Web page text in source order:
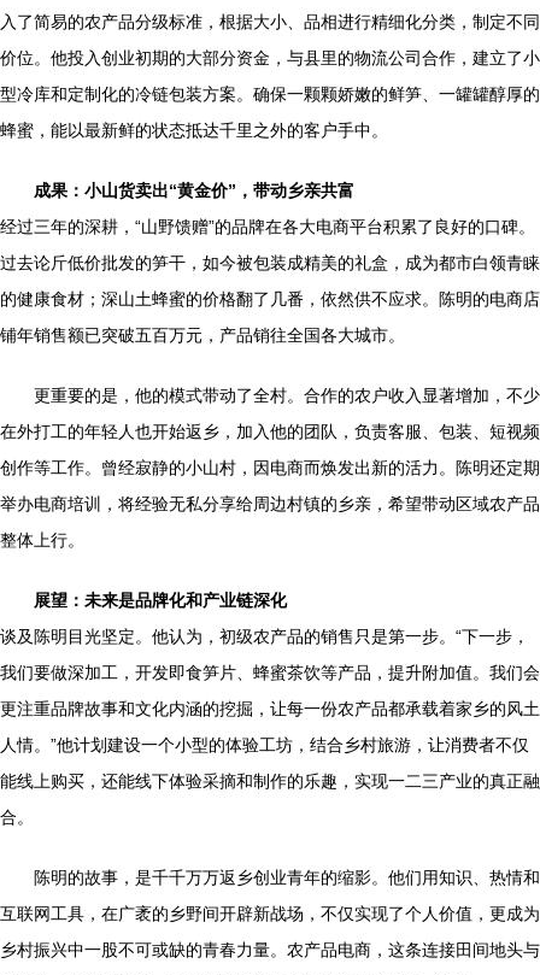
入了简易的农产品分级标准，根据大小、品相进行精细化分类，制定不同
价位。他投入创业初期的大部分资金，与县里的物流公司合作，建立了小
型冷库和定制化的冷链包装方案。确保一颗颗娇嫩的鲜笋、一罐罐醇厚的
蜂蜜，能以最新鲜的状态抵达千里之外的客户手中。
成果：小山货卖出“黄金价”，带动乡亲共富
经过三年的深耕，“山野馈赠”的品牌在各大电商平台积累了良好的口碑。
过去论斤低价批发的笋干，如今被包装成精美的礼盒，成为都市白领青睐
的健康食材；深山土蜂蜜的价格翻了几番，依然供不应求。陈明的电商店
铺年销售额已突破五百万元，产品销往全国各大城市。
更重要的是，他的模式带动了全村。合作的农户收入显著增加，不少
在外打工的年轻人也开始返乡，加入他的团队，负责客服、包装、短视频
创作等工作。曾经寂静的小山村，因电商而焕发出新的活力。陈明还定期
举办电商培训，将经验无私分享给周边村镇的乡亲，希望带动区域农产品
整体上行。
展望：未来是品牌化和产业链深化
谈及陈明目光坚定。他认为，初级农产品的销售只是第一步。“下一步，
我们要做深加工，开发即食笋片、蜂蜜茶饮等产品，提升附加值。我们会
更注重品牌故事和文化内涵的挖掘，让每一份农产品都承载着家乡的风土
人情。”他计划建设一个小型的体验工坊，结合乡村旅游，让消费者不仅
能线上购买，还能线下体验采摘和制作的乐趣，实现一二三产业的真正融
合。
陈明的故事，是千千万万返乡创业青年的缩影。他们用知识、热情和
互联网工具，在广袤的乡野间开辟新战场，不仅实现了个人价值，更成为
乡村振兴中一股不可或缺的青春力量。农产品电商，这条连接田间地头与